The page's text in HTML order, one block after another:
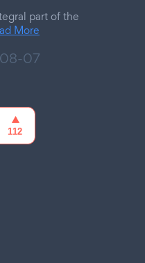
part of the
More
07